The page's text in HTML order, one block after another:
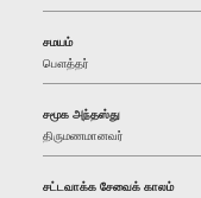
சமயம்
பௌத்தர்
சமூக அந்தஸ்து
திருமணமானவர்
சட்டவாக்க சேவைக் காலம்